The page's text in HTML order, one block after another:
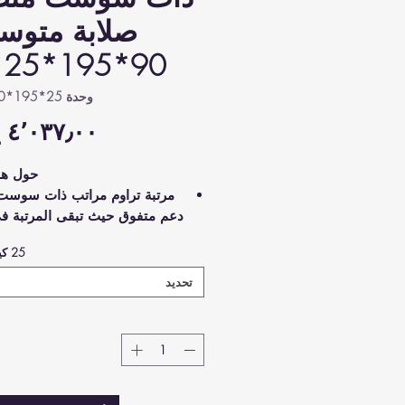
صلابة
90*195*25 سم
وحدة SKU: D90*195*25
حول
مرتبة تراوم مراتب ذات
دعم متفوق حيث تبقى المرتبة
إحساس فاخر: صُنعت وفقًا
الألمانية، عالية
صلابة متوسطة: تحافظ
جسمك وتدعم عمودك الفقري
قمة مسامية: النسيج
25 كيلوغرامًا
تحديد